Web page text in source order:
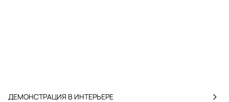
ДЕМОНСТРАЦИЯ В ИНТЕРЬЕРЕ